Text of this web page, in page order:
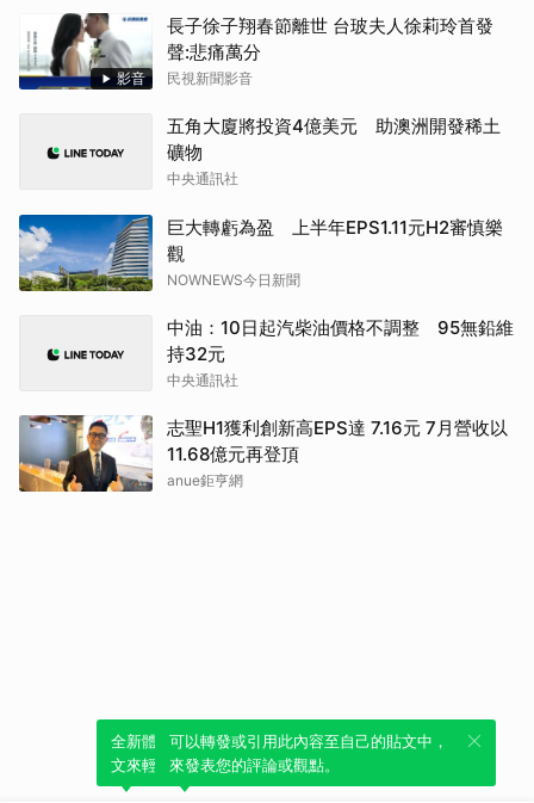
影音
長子徐子翔春節離世 台玻夫人徐莉玲首發
聲:悲痛萬分
民視新聞影音
五角大廈將投資4億美元 助澳洲開發稀土
礦物
中央通訊社
巨大轉虧為盈 上半年EPS1.11元H2審慎樂
觀
NOWNEWS今日新聞
中油：10日起汽柴油價格不調整 95無鉛維
持32元
中央通訊社
志聖H1獲利創新高EPS達 7.16元 7月營收以
11.68億元再登頂
anue鉅亨網
全新體驗！一鍵引用此內容，透過發布貼
文來輕鬆表達個人立場。
可以轉發或引用此內容至自己的貼文中，
來發表您的評論或觀點。